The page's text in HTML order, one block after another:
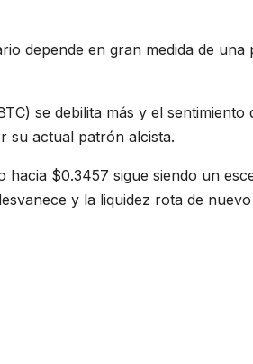
depende en gran medida de
se debilita más y el
su actual patrón alcista.
hacia $0.3457 sigue siendo un
y la liquidez rota de